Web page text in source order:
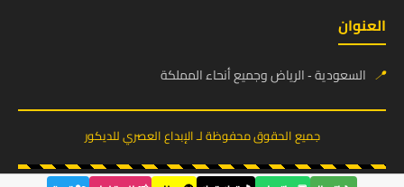
العنوان
📍 السعودية - الرياض وجميع أنحاء المملكة
جميع الحقوق محفوظة لـ الإبداع العصري للديكور